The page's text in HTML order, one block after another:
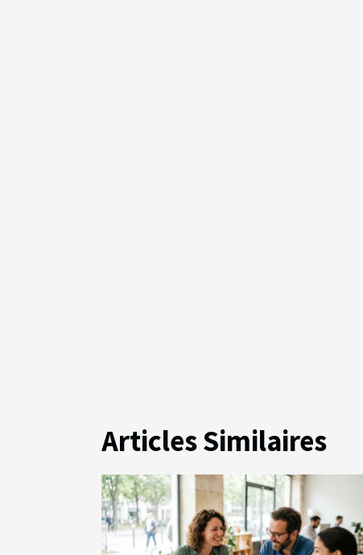
Articles Similaires